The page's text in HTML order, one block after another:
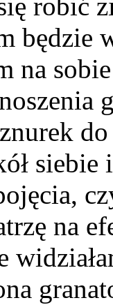
robić
będzie
na
siebie
na